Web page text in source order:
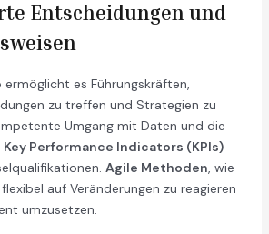
Entscheidungen und
ermöglicht es Führungskräften,
zu treffen und Strategien zu
Umgang mit Daten und die
Key Performance Indicators (KPIs)
Agile Methoden, wie
auf Veränderungen zu reagieren
umzusetzen.